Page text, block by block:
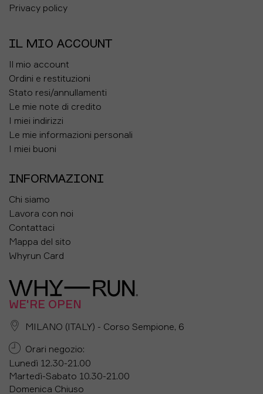
Privacy policy
IL MIO ACCOUNT
Il mio account
Ordini e restituzioni
Stato resi/annullamenti
Le mie note di credito
I miei indirizzi
Le mie informazioni personali
I miei buoni
INFORMAZIONI
Chi siamo
Lavora con noi
Contattaci
Mappa del sito
Whyrun Card
WE'RE OPEN
MILANO (ITALY) - Corso Sempione, 6
Orari negozio:
Lunedì 12.30-21.00
Martedì-Sabato 10.30-21.00
Domenica Chiuso